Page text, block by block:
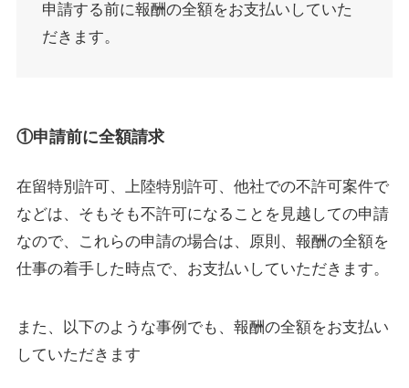
申請する前に報酬の全額をお支払いしていた
だきます。
①申請前に全額請求
在留特別許可、上陸特別許可、他社での不許可案件で
などは、そもそも不許可になることを見越しての申請
なので、これらの申請の場合は、原則、報酬の全額を
仕事の着手した時点で、お支払いしていただきます。
また、以下のような事例でも、報酬の全額をお支払い
していただきます